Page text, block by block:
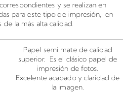
y se realizan en
para este tipo de impresión, en
de la más alta calidad.
Papel semi mate de calidad
superior. Es el clásico papel de
impresión de fotos.
Excelente acabado y claridad de
la imagen.